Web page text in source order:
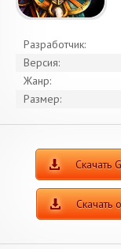
Разработчик:
Версия:
Жанр:
Размер:
Скачать
Скачать